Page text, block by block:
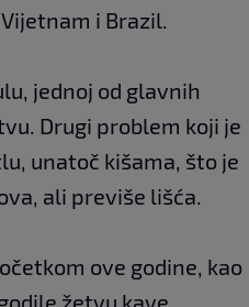
i Brazil.
jednoj od glavnih
Drugi problem koji je
unatoč kišama, što je
ali previše lišća.
ove godine, kao